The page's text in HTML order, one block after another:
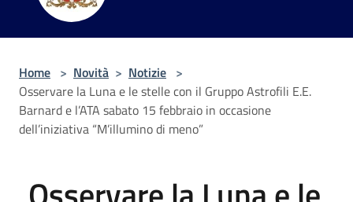
Home > Novità > Notizie >
Osservare la Luna e le stelle con il Gruppo Astrofili E.E.
Barnard e l’ATA sabato 15 febbraio in occasione
dell’iniziativa “M’illumino di meno”